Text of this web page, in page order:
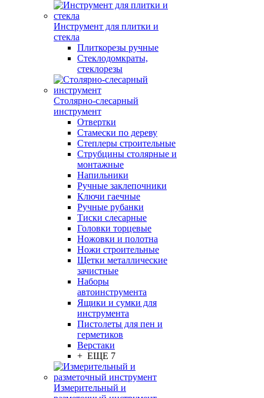
Инструмент для плитки и
стекла
Плиткорезы ручные
Стеклодомкраты,
стеклорезы
Столярно-слесарный
инструмент
Отвертки
Стамески по дереву
Степлеры строительные
Струбцины столярные и
монтажные
Напильники
Ручные заклепочники
Ключи гаечные
Ручные рубанки
Тиски слесарные
Головки торцевые
Ножовки и полотна
Ножи строительные
Щетки металлические
зачистные
Наборы
автоинструмента
Ящики и сумки для
инструмента
Пистолеты для пен и
герметиков
Верстаки
+ ЕЩЕ 7
Измерительный и